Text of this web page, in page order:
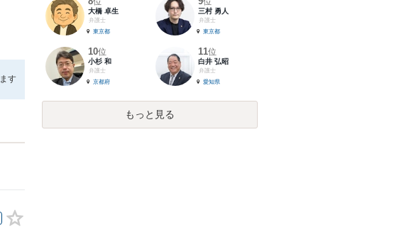
す
大橋 卓生
弁護士
東京都
三村 勇人
弁護士
東京都
10位
小杉 和
弁護士
京都府
11位
白井 弘昭
弁護士
愛知県
もっと見る